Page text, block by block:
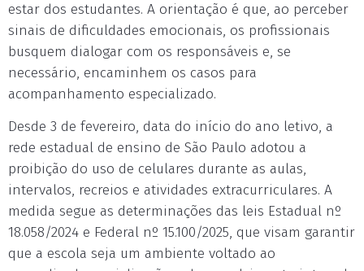
estar dos estudantes. A orientação é que, ao perceber
sinais de dificuldades emocionais, os profissionais
busquem dialogar com os responsáveis e, se
necessário, encaminhem os casos para
acompanhamento especializado.
Desde 3 de fevereiro, data do início do ano letivo, a
rede estadual de ensino de São Paulo adotou a
proibição do uso de celulares durante as aulas,
intervalos, recreios e atividades extracurriculares. A
medida segue as determinações das leis Estadual nº
18.058/2024 e Federal nº 15.100/2025, que visam garantir
que a escola seja um ambiente voltado ao